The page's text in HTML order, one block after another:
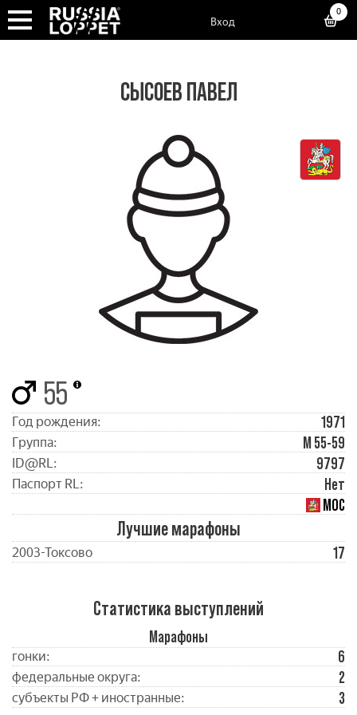
Вход
0
СЫСОЕВ ПАВЕЛ
55
Год рождения: 1971
Группа: М 55-59
ID@RL: 9797
Паспорт RL:
Нет
МОС
Лучшие марафоны
2003-Токсово 17
Статистика выступлений
Марафоны
гонки: 6
федеральные округа: 2
субъекты РФ + иностранные: 3